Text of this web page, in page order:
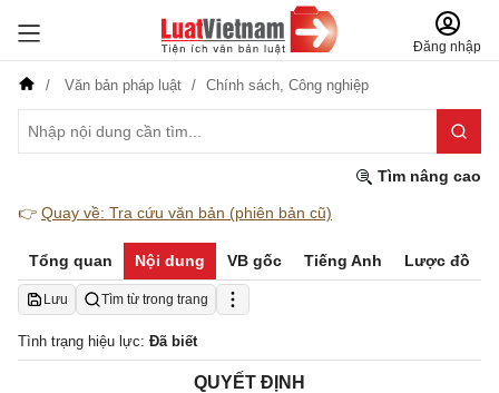
Đăng nhập
Văn bản pháp luật Chính sách, Công nghiệp
Tìm nâng cao
👉 Quay về: Tra cứu văn bản (phiên bản cũ)
Tổng quan Nội dung VB gốc Tiếng Anh Lược đồ
Lưu Tìm từ trong trang
Tình trạng hiệu lực: Đã biết
QUYẾT ĐỊNH